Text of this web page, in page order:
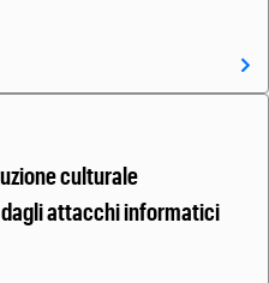
culturale
attacchi informatici